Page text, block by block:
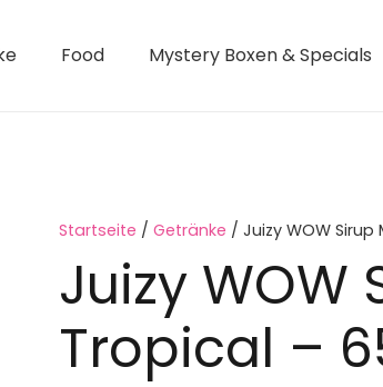
Food Mystery Boxen & Specials
Startseite / Getränke / Juizy WOW
Juizy WOW
Tropical –